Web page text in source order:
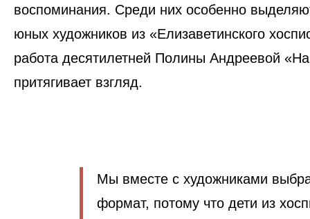
воспоминания. Среди них особенно
юных художников из «Елизаветинского
работа десятилетней Полины Андреевой «На
притягивает взгляд.
Мы вместе с художниками
формат, потому что дети из